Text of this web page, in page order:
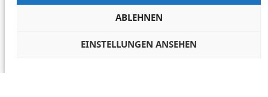
ABLEHNEN
EINSTELLUNGEN ANSEHEN